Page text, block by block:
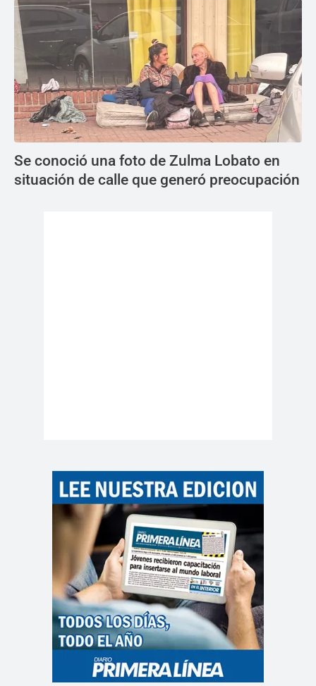
Se conoció una foto de Zulma Lobato en
situación de calle que generó preocupación